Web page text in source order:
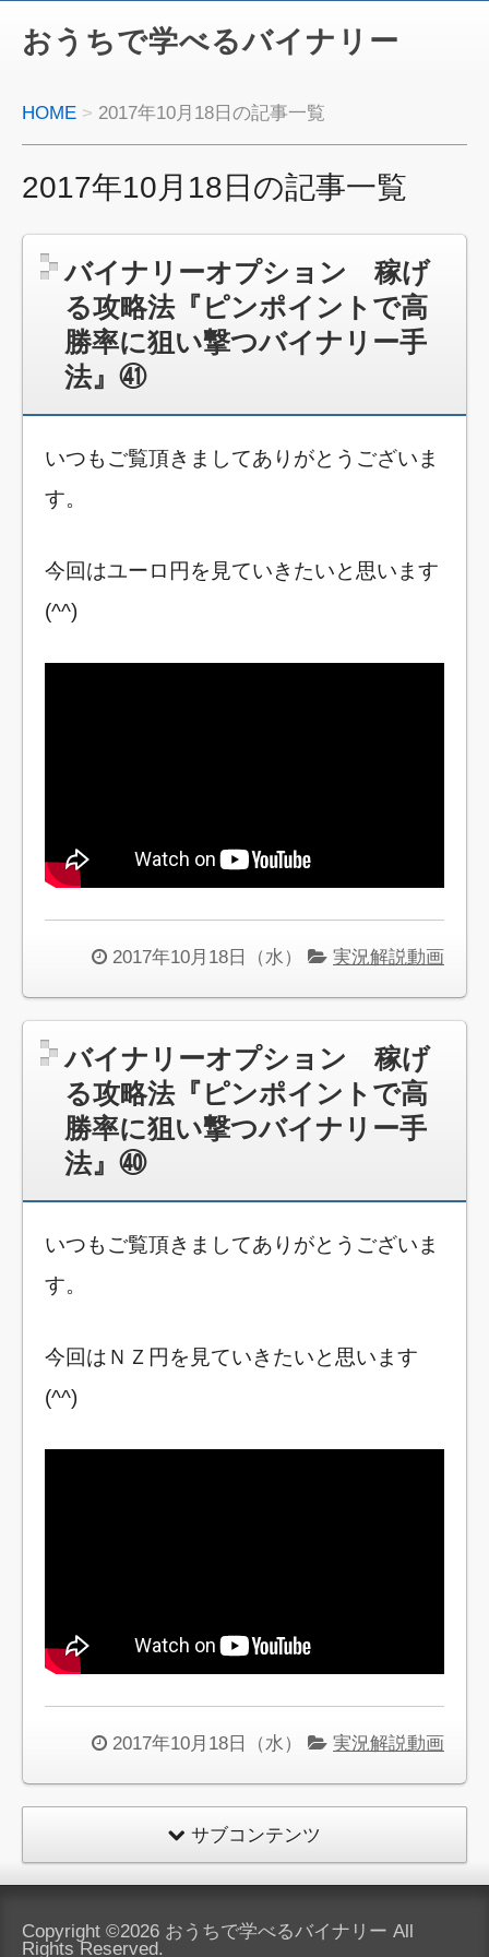
おうちで学べるバイナリー
HOME 2017年10月18日の記事一覧
2017年10月18日の記事一覧
バイナリーオプション 稼げ
る攻略法『ピンポイントで高
勝率に狙い撃つバイナリー手
法』㊶
いつもご覧頂きましてありがとうございま
す。
今回はユーロ円を見ていきたいと思います
(^^)
2017年10月18日（水） 実況解説動画
バイナリーオプション 稼げ
る攻略法『ピンポイントで高
勝率に狙い撃つバイナリー手
法』㊵
いつもご覧頂きましてありがとうございま
す。
今回はＮＺ円を見ていきたいと思います
(^^)
2017年10月18日（水） 実況解説動画
サブコンテンツ
Copyright ©2026 おうちで学べるバイナリー All
Rights Reserved.